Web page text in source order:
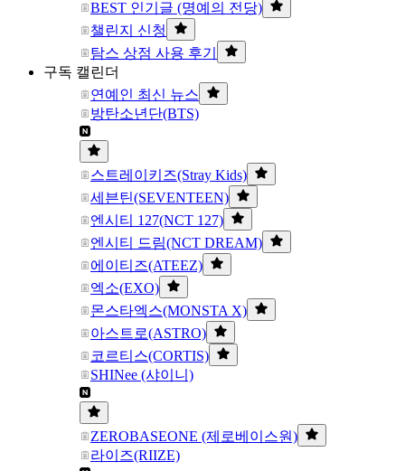
BEST 인기글 (명예의 전당)
챌린지 신청
탐스 상점 사용 후기
구독 캘린더
연예인 최신 뉴스
방탄소년단(BTS)
스트레이키즈(Stray Kids)
세븐틴(SEVENTEEN)
엔시티 127(NCT 127)
엔시티 드림(NCT DREAM)
에이티즈(ATEEZ)
엑소(EXO)
몬스타엑스(MONSTA X)
아스트로(ASTRO)
코르티스(CORTIS)
SHINee (샤이니)
ZEROBASEONE (제로베이스원)
라이즈(RIIZE)